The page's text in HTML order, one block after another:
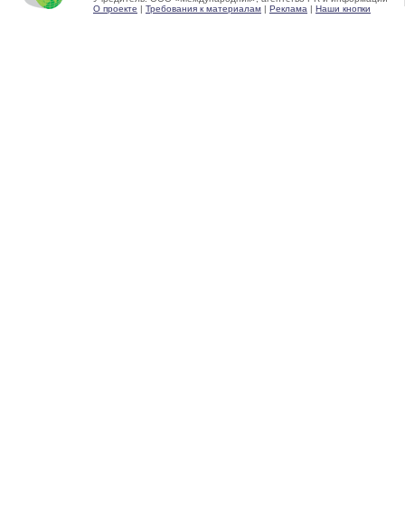
О проекте | Требования к материалам | Реклама | Наши кнопки